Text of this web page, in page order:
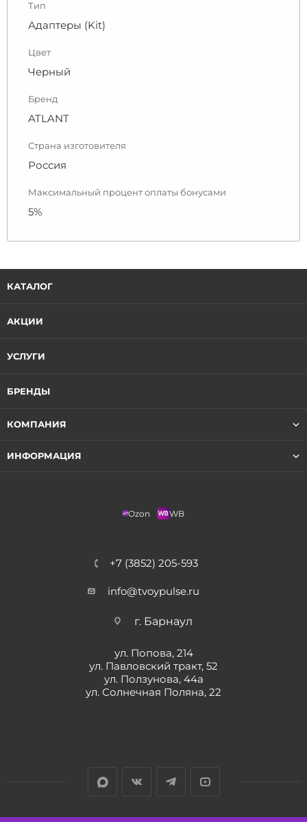
Тип
Адаптеры (Kit)
Цвет
Черный
Бренд
ATLANT
Страна изготовителя
Россия
Максимальный процент оплаты бонусами
5%
КАТАЛОГ
АКЦИИ
УСЛУГИ
БРЕНДЫ
КОМПАНИЯ
ИНФОРМАЦИЯ
Ozon WB
+7 (3852) 205-593
info@tvoypulse.ru
г. Барнаул
ул. Попова, 214
ул. Павловский тракт, 52
ул. Ползунова, 44а
ул. Солнечная Поляна, 22